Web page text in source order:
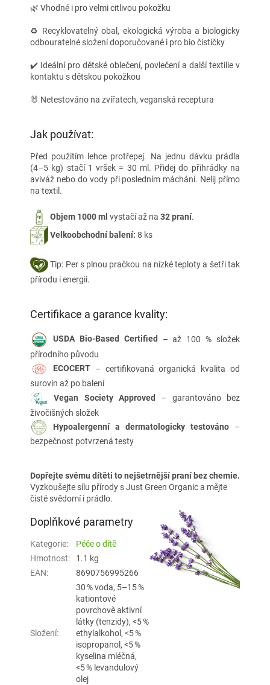
🌿 Vhodné i pro velmi citlivou pokožku
♻️ Recyklovatelný obal, ekologická výroba a biologicky
odbouratelné složení doporučované i pro bio čističky
✔️ Ideální pro dětské oblečení, povlečení a další textilie v
kontaktu s dětskou pokožkou
🐰 Netestováno na zvířatech, veganská receptura
Jak používat:
Před použitím lehce protřepej. Na jednu dávku prádla
(4–5 kg) stačí 1 vršek = 30 ml. Přidej do přihrádky na
aviváž nebo do vody při posledním máchání. Nelij přímo
na textil.
Objem 1000 ml vystačí až na 32 praní.
Velkoobchodní balení: 8 ks
Tip: Per s plnou pračkou na nízké teploty a šetři tak
přírodu i energii.
Certifikace a garance kvality:
USDA Bio-Based Certified
– až 100 % složek
přírodního původu
ECOCERT– certifikovaná organická kvalita od
surovin až po balení
Vegan Society Approved
– garantováno bez
živočišných složek
Hypoalergenní a dermatologicky testováno –
bezpečnost potvrzená testy
Dopřejte svému dítěti to nejšetrnější praní bez chemie.
Vyzkoušejte sílu přírody s Just Green Organic a mějte
čisté svědomí i prádlo.
Doplňkové parametry
Kategorie:
Péče o dítě
Hmotnost:
1.1 kg
EAN: 8690756995266
Složení:
30 % voda, 5–15 %
kationtové
povrchově aktivní
látky (tenzidy), <5 %
ethylalkohol, <5 %
isopropanol, <5 %
kyselina mléčná,
<5 % levandulový
olej